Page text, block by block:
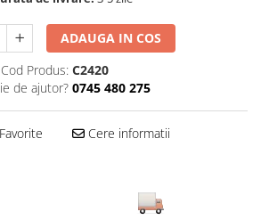
ADAUGA IN COS
Cod Produs: C2420
de ajutor? 0745 480 275
Cere informatii